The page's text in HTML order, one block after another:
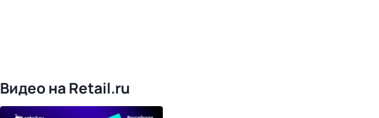
Видео на Retail.ru